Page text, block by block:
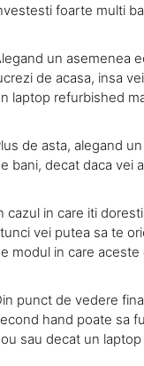
foarte multi
un asemenea
de acasa, insa
laptop refurbished
de asta, alegand
bani, decat daca vei
cazul in care iti
vei putea sa te
modul in care
punct de vedere
hand poate sa
sau decat un